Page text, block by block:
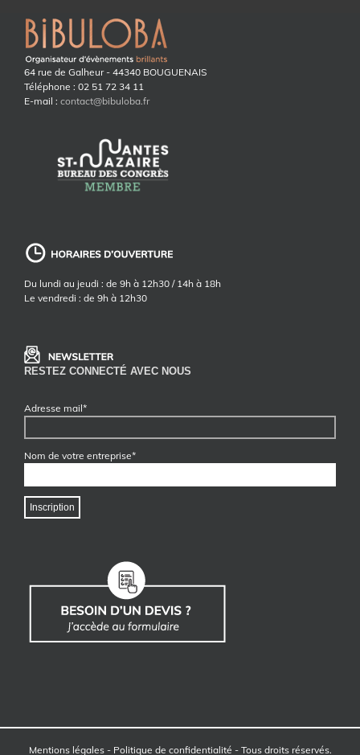
64 rue de Galheur - 44340 BOUGUENAIS
Téléphone : 02 51 72 34 11
E-mail : contact@bibuloba.fr
Du lundi au jeudi : de 9h à 12h30 / 14h à 18h
Le vendredi : de 9h à 12h30
RESTEZ CONNECTÉ AVEC NOUS
Adresse mail*
Nom de votre entreprise*
Mentions légales- Politique de confidentialité - Tous droits réservés.